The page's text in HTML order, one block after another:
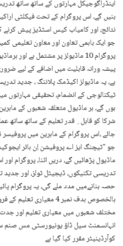
اینڈراگوجیکل مہارتوں کے ساتھ ساتھ
بنیں گے، اس پروگرام کے تحت فیکلٹی
نتائج، اور کامیاب کیس اسٹڈیز پیش کرنے
جو ایک باہمی تعاون اور معاون تعلیمی
پروگرام 10 ماڈیولز پر مشتمل ہے
پیشہ ورانہ قابلیت میں اضافے کے لیے
ہے، یہ ماڈیولز اکیڈمک پلاننگ ، جدید
ٹیکنالوجی کے انضمام، تحقیقی
ہوں گے، ہر ماڈیول متعلقہ شعبوں کے
شرکا کو قابل ِ قدر تعلیم کے ساتھ ساتھ
جائے ،اس پروگرام کے ماہرین میں
جو "ٹیچنگ ایز اے پروفیشن اِن ہائر
ماڈیول پڑھائیں گے، دریں اثنا، پروگرام
تدریسی تکنیکوں، ڈیجیٹل ٹولز، اور
حصہ بنانےمیں مدد ملے گی، یہ پروگرام
بالخصوص ہدف نمبر 4
مختلف شعبوں میں معیاری تعلیم اور جدت
انہانسمنٹ سیل ڈاؤ یونیورسٹی مس صنم
کوآرڈینیٹر مقرر کیا گیا ہے